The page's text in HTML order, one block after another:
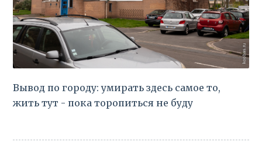
Вывод по городу: умирать здесь самое то,
жить тут - пока торопиться не буду